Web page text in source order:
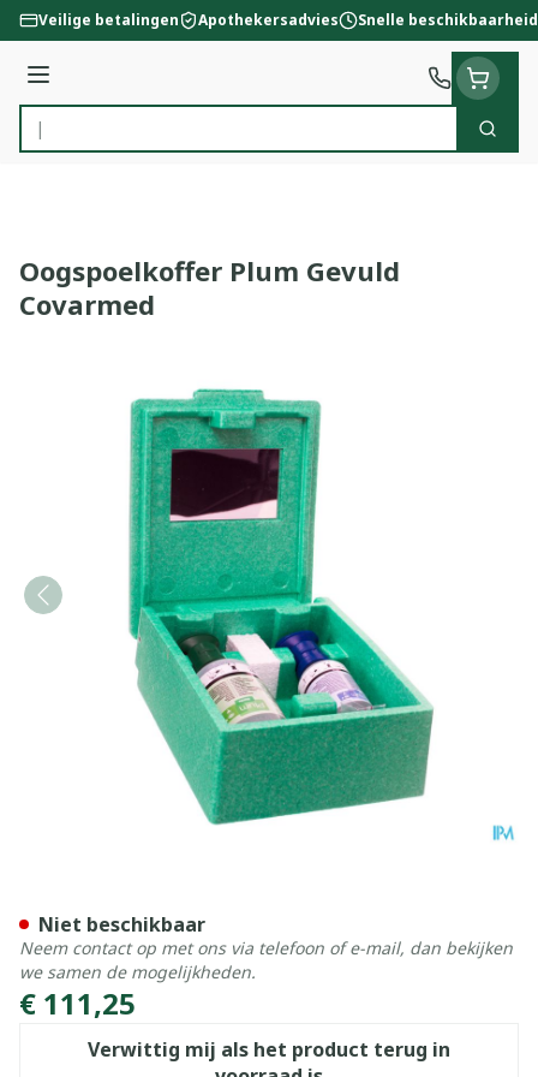
Ga naar de inhoud
Veilige betalingen Apothekersadvies Snelle beschikbaarheid
Menu
Product, merk, categorie...
Zoek
Oogspoelkoffer Plum Gevuld
Covarmed
€ 111,25
Verwittig mij als het product terug in
Niet beschikbaar
Neem contact op met ons via telefoon of e-mail, dan bekijken
we samen de mogelijkheden.